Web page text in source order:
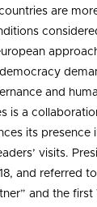
are
and
is a
its presence
visits.
and referred
and the